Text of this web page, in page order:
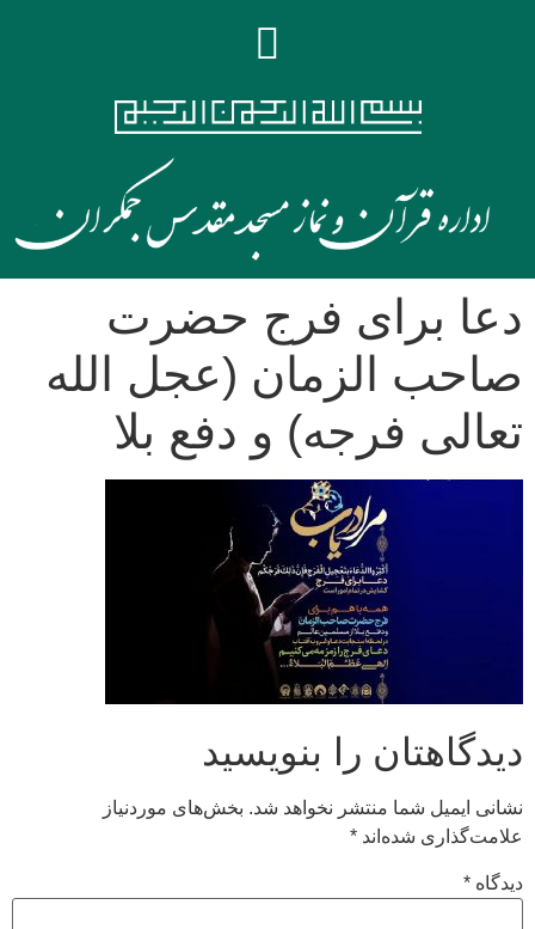
دعا برای فرج حضرت
صاحب الزمان (عجل الله
تعالی فرجه) و دفع بلا
دیدگاهتان را بنویسید
نشانی ایمیل شما منتشر نخواهد شد. بخش‌های موردنیاز
علامت‌گذاری شده‌اند *
دیدگاه *